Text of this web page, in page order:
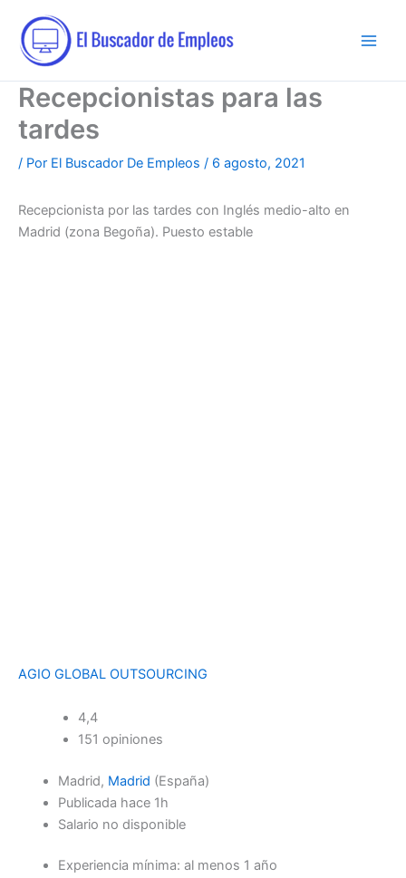
contenido
Recepcionistas para las
tardes
/ Por El Buscador De Empleos / 6 agosto, 2021
Recepcionista por las tardes con Inglés medio-alto en
Madrid (zona Begoña). Puesto estable
AGIO GLOBAL OUTSOURCING
4,4
151 opiniones
Madrid, Madrid (España)
Publicada hace 1h
Salario no disponible
Experiencia mínima: al menos 1 año